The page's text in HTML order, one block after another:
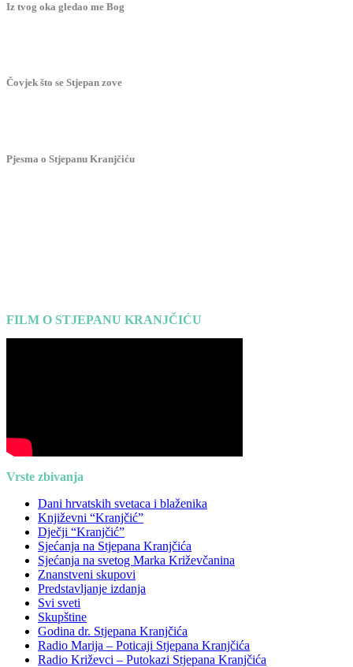
Iz tvog oka gledao me Bog
Čovjek što se Stjepan zove
Pjesma o Stjepanu Kranjčiću
FILM O STJEPANU KRANJČIĆU
Vrste zbivanja
Dani hrvatskih svetaca i blaženika
Književni “Kranjčić”
Dječji “Kranjčić”
Sjećanja na Stjepana Kranjčića
Sjećanja na svetog Marka Križevčanina
Znanstveni skupovi
Predstavljanje izdanja
Svi sveti
Skupštine
Godina dr. Stjepana Kranjčića
Radio Marija – Poticaji Stjepana Kranjčića
Radio Križevci – Putokazi Stjepana Kranjčića